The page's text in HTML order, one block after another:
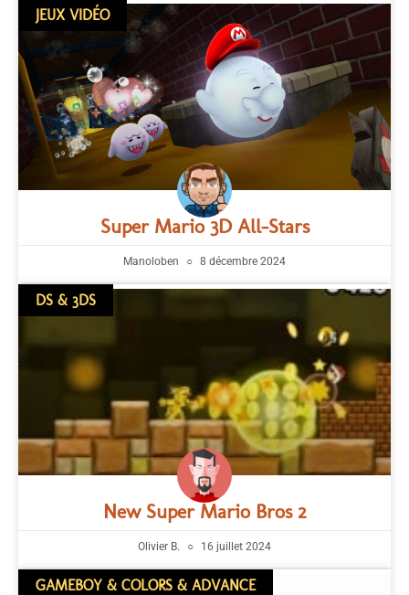
JEUX VIDÉO
Super Mario 3D All-Stars
Manoloben 8 décembre 2024
DS & 3DS
New Super Mario Bros 2
Olivier B. 16 juillet 2024
GAMEBOY & COLORS & ADVANCE